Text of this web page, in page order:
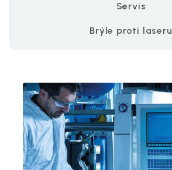
Servis
Brýle proti laseru